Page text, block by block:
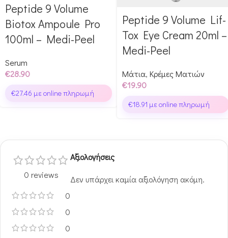
Αγόρασε & κέρδισε 289
Glow Points!
Peptide 9 Volume
Biotox Ampoule Pro
100ml – Medi-Peel
Serum
€28.90
€27.46 με online πληρωμή
Αγόρασε & κέρδισε 199
Glow Points!
Peptide 9 Volume Lif-
Tox Eye Cream 20ml –
Medi-Peel
Μάτια, Κρέμες Ματιών
€19.90
€18.91 με online πληρωμή
0 reviews
0
0
0
Αξιολογήσεις
Δεν υπάρχει καμία αξιολόγηση ακόμη.